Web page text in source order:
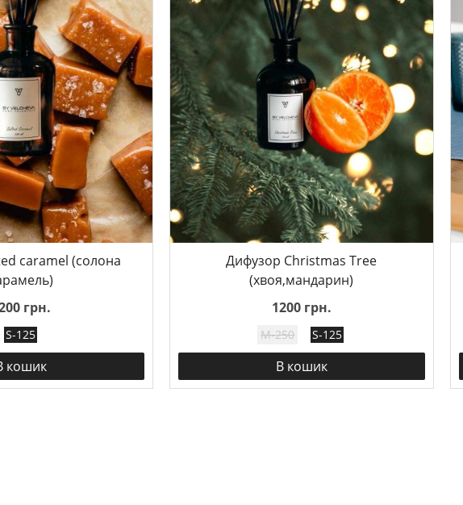
caramel (солона
грн.
S-125
кошик
Дифузор Christmas Tree
(хвоя,мандарин)
1200 грн.
M-250 S-125
В кошик